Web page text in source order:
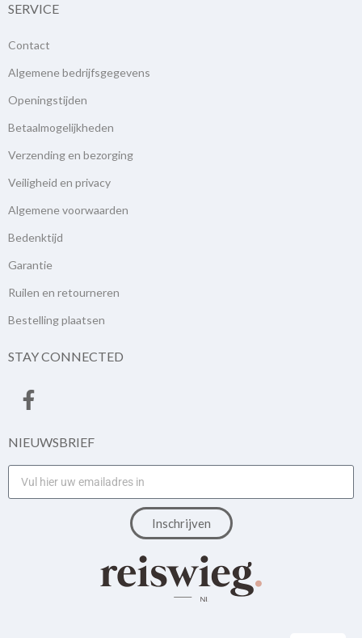
SERVICE
Contact
Algemene bedrijfsgegevens
Openingstijden
Betaalmogelijkheden
Verzending en bezorging
Veiligheid en privacy
Algemene voorwaarden
Bedenktijd
Garantie
Ruilen en retourneren
Bestelling plaatsen
STAY CONNECTED
NIEUWSBRIEF
Inschrijven